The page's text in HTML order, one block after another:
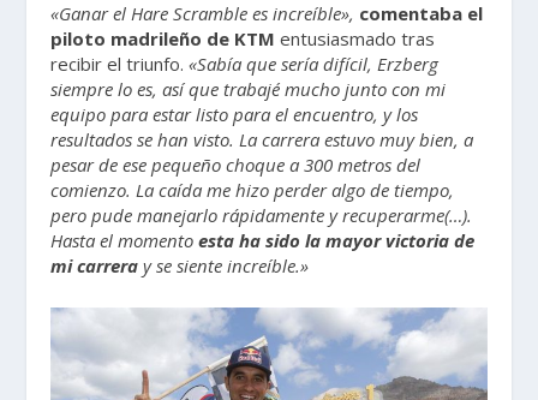
«Ganar el Hare Scramble es increíble», comentaba el
piloto madrileño de KTM entusiasmado tras
recibir el triunfo. «Sabía que sería difícil, Erzberg
siempre lo es, así que trabajé mucho junto con mi
equipo para estar listo para el encuentro, y los
resultados se han visto. La carrera estuvo muy bien, a
pesar de ese pequeño choque a 300 metros del
comienzo. La caída me hizo perder algo de tiempo,
pero pude manejarlo rápidamente y recuperarme(…).
Hasta el momento esta ha sido la mayor victoria de
mi carrera y se siente increíble.»